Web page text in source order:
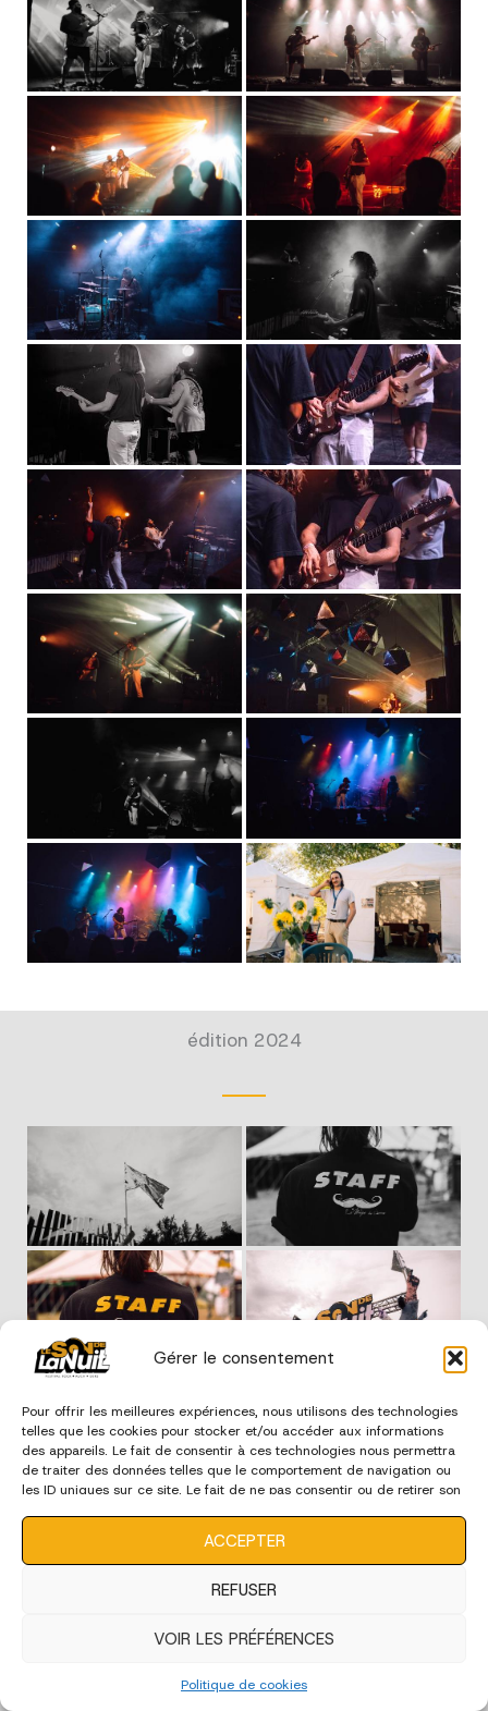
Gérer le consentement
Pour offrir les meilleures expériences, nous utilisons des technologies
telles que les cookies pour stocker et/ou accéder aux informations
des appareils. Le fait de consentir à ces technologies nous permettra
de traiter des données telles que le comportement de navigation ou
les ID uniques sur ce site. Le fait de ne pas consentir ou de retirer son
ACCEPTER
REFUSER
VOIR LES PRÉFÉRENCES
Politique de cookies
édition 2024